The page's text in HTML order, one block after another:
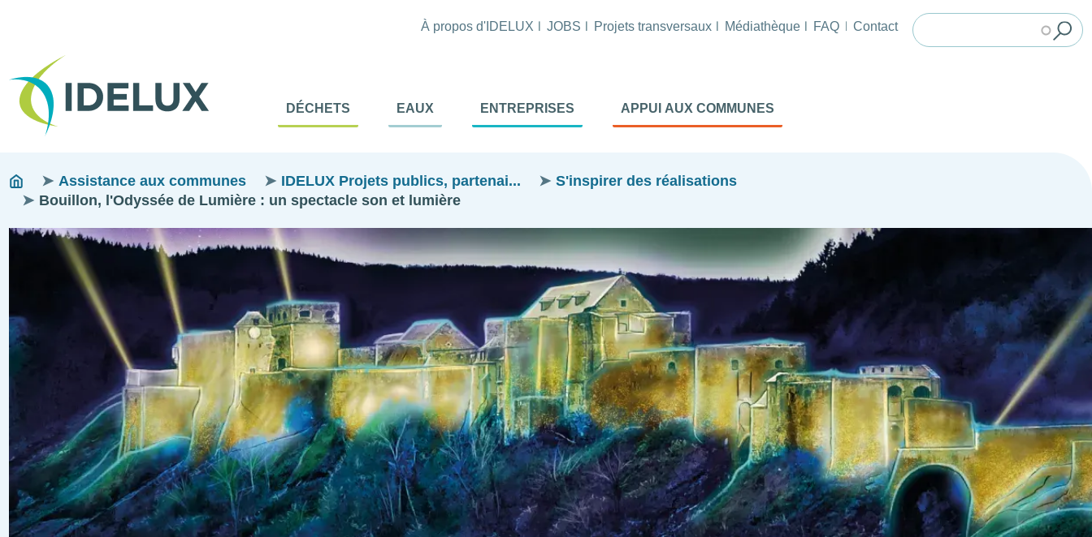
Tête
À propos d'IDELUX JOBS Projets transversaux Médiathèque FAQ Contact
Navigation
Menu
DÉCHETS EAUX ENTREPRISES APPUI AUX COMMUNES
Fils
d'ariane
You
are
Assistance aux communes IDELUX Projets publics, partenai...
S'inspirer des réalisations
Bouillon, l'Odyssée de Lumière : un spectacle son et lumière
Image